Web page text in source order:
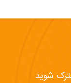
شوید